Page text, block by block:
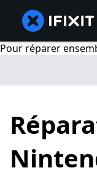
Pour réparer